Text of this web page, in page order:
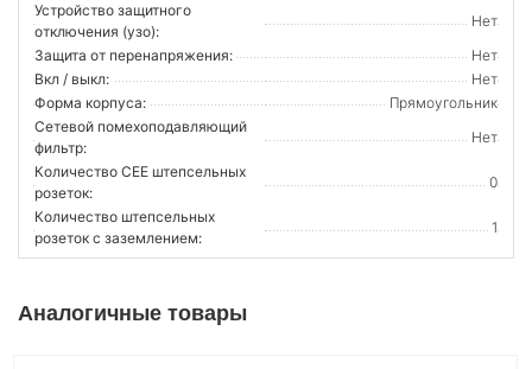
Устройство защитного
отключения (узо):
Нет
Защита от перенапряжения:
Нет
Вкл / выкл:
Нет
Форма корпуса:
Прямоугольник
Сетевой помехоподавляющий
фильтр:
Нет
Количество CEE штепсельных
розеток:
0
Количество штепсельных
розеток с заземлением:
1
Аналогичные товары